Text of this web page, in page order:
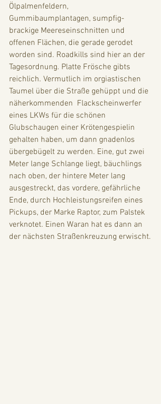
Ölpalmenfeldern,
Gummibaumplantagen, sumpfig-
brackige Meereseinschnitten und
offenen Flächen, die gerade gerodet
worden sind. Roadkills sind hier an der
Tagesordnung. Platte Frösche gibts
reichlich. Vermutlich im orgiastischen
Taumel über die Straße gehüppt und die
näherkommenden  Flackscheinwerfer
eines LKWs für die schönen
Glubschaugen einer Krötengespielin
gehalten haben, um dann gnadenlos
übergebügelt zu werden. Eine, gut zwei
Meter lange Schlange liegt, bäuchlings
nach oben, der hintere Meter lang
ausgestreckt, das vordere, gefährliche
Ende, durch Hochleistungsreifen eines
Pickups, der Marke Raptor, zum Palstek
verknotet. Einen Waran hat es dann an
der nächsten Straßenkreuzung erwischt.